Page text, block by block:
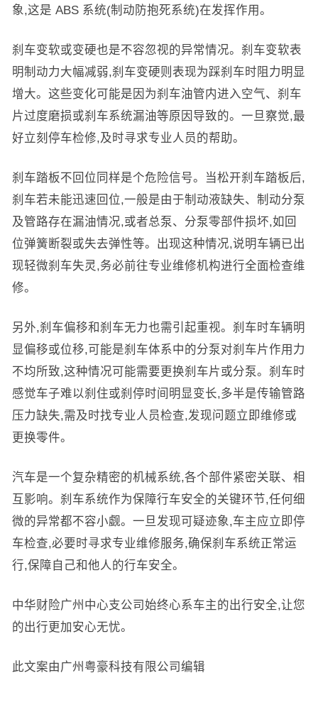
象,这是 ABS 系统(制动防抱死系统)在发挥作用。
刹车变软或变硬也是不容忽视的异常情况。刹车变软表
明制动力大幅减弱,刹车变硬则表现为踩刹车时阻力明显
增大。这些变化可能是因为刹车油管内进入空气、刹车
片过度磨损或刹车系统漏油等原因导致的。一旦察觉,最
好立刻停车检修,及时寻求专业人员的帮助。
刹车踏板不回位同样是个危险信号。当松开刹车踏板后,
刹车若未能迅速回位,一般是由于制动液缺失、制动分泵
及管路存在漏油情况,或者总泵、分泵零部件损坏,如回
位弹簧断裂或失去弹性等。出现这种情况,说明车辆已出
现轻微刹车失灵,务必前往专业维修机构进行全面检查维
修。
另外,刹车偏移和刹车无力也需引起重视。刹车时车辆明
显偏移或位移,可能是刹车体系中的分泵对刹车片作用力
不均所致,这种情况可能需要更换刹车片或分泵。刹车时
感觉车子难以刹住或刹停时间明显变长,多半是传输管路
压力缺失,需及时找专业人员检查,发现问题立即维修或
更换零件。
汽车是一个复杂精密的机械系统,各个部件紧密关联、相
互影响。刹车系统作为保障行车安全的关键环节,任何细
微的异常都不容小觑。一旦发现可疑迹象,车主应立即停
车检查,必要时寻求专业维修服务,确保刹车系统正常运
行,保障自己和他人的行车安全。
中华财险广州中心支公司始终心系车主的出行安全,让您
的出行更加安心无忧。
此文案由广州粤豪科技有限公司编辑